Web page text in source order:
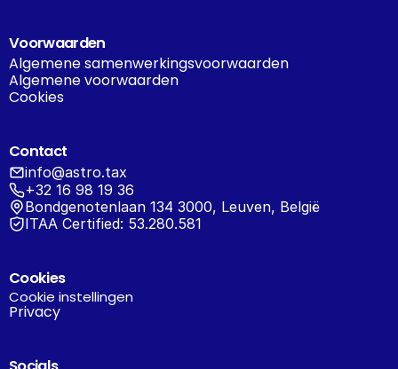
Voorwaarden
Algemene samenwerkingsvoorwaarden
Algemene voorwaarden
Cookies
Contact
info@astro.tax
+32 16 98 19 36
Bondgenotenlaan 134 3000, Leuven, België
ITAA Certified: 53.280.581
Cookies
Cookie instellingen
Privacy